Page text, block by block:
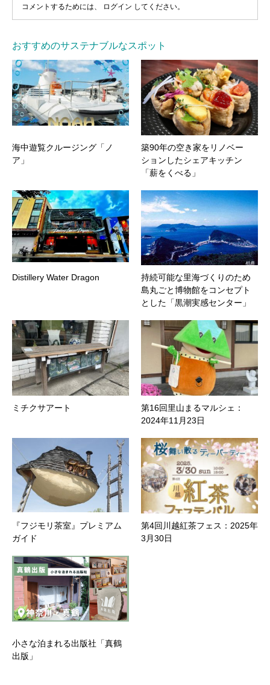
コメントするためには、 ログイン してください。
おすすめのサステナブルなスポット
海中遊覧クルージング「ノ
ア」
築90年の空き家をリノベー
ションしたシェアキッチン
「薪をくべる」
Distillery Water Dragon
持続可能な里海づくりのため
島丸ごと博物館をコンセプト
とした「黒潮実感センター」
ミチクサアート
第16回里山まるマルシェ：
2024年11月23日
『フジモリ茶室』プレミアム
ガイド
第4回川越紅茶フェス：2025年
3月30日
小さな泊まれる出版社「真鶴
出版」